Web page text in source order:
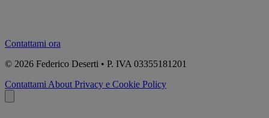
Contattami ora
© 2026 Federico Deserti • P. IVA 03355181201
Contattami About Privacy e Cookie Policy